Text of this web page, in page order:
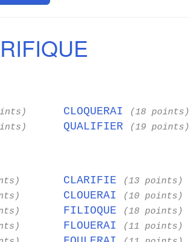
CLOQUERAI (18 points)
QUALIFIER (19 points)
CLARIFIE (13 points)
CLOUERAI (10 points)
FILIOQUE (18 points)
FLOUERAI (11 points)